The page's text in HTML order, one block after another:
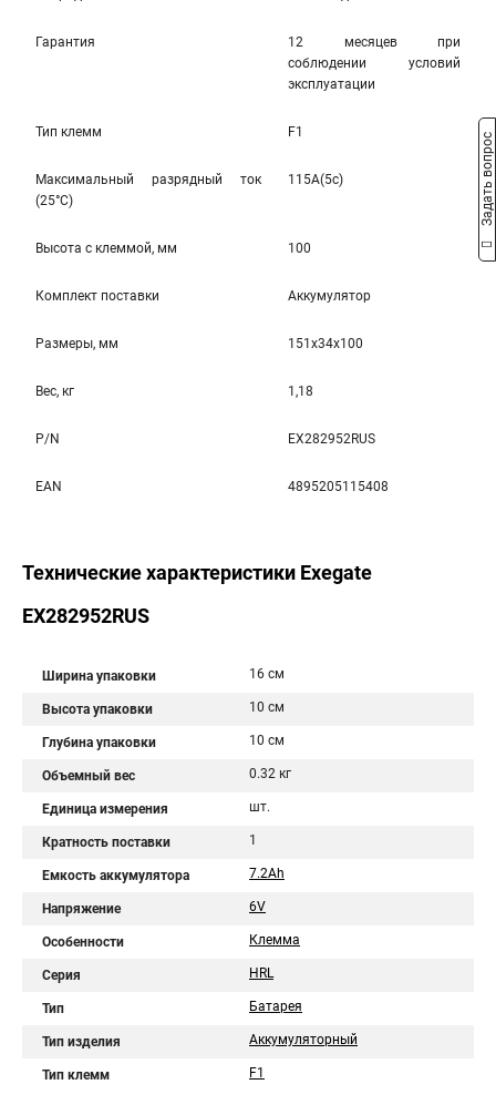
Гарантия
12 месяцев при
соблюдении условий
эксплуатации
Тип клемм F1
Максимальный разрядный ток
(25°С)
115A(5c)
Высота c клеммой, мм 100
Комплект поставки Аккумулятор
Размеры, мм 151x34x100
Вес, кг 1,18
P/N EX282952RUS
EAN 4895205115408
Технические характеристики Exegate
EX282952RUS
Ширина упаковки 16 см
Высота упаковки 10 см
Глубина упаковки 10 см
Объемный вес 0.32 кг
Единица измерения шт.
Кратность поставки 1
Емкость аккумулятора 7.2Ah
Напряжение 6V
Особенности Клемма
Серия HRL
Тип Батарея
Тип изделия Аккумуляторный
Тип клемм F1
Задать вопрос